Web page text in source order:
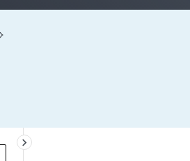
keyboard_arrow_right